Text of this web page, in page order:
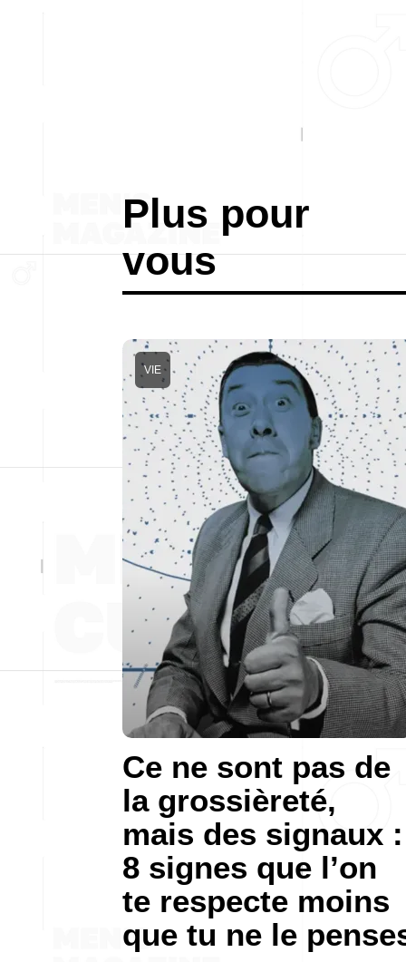
Plus pour
vous
Ce ne sont pas de
la grossièreté,
mais des signaux :
8 signes que l’on
te respecte moins
que tu ne le
VIE